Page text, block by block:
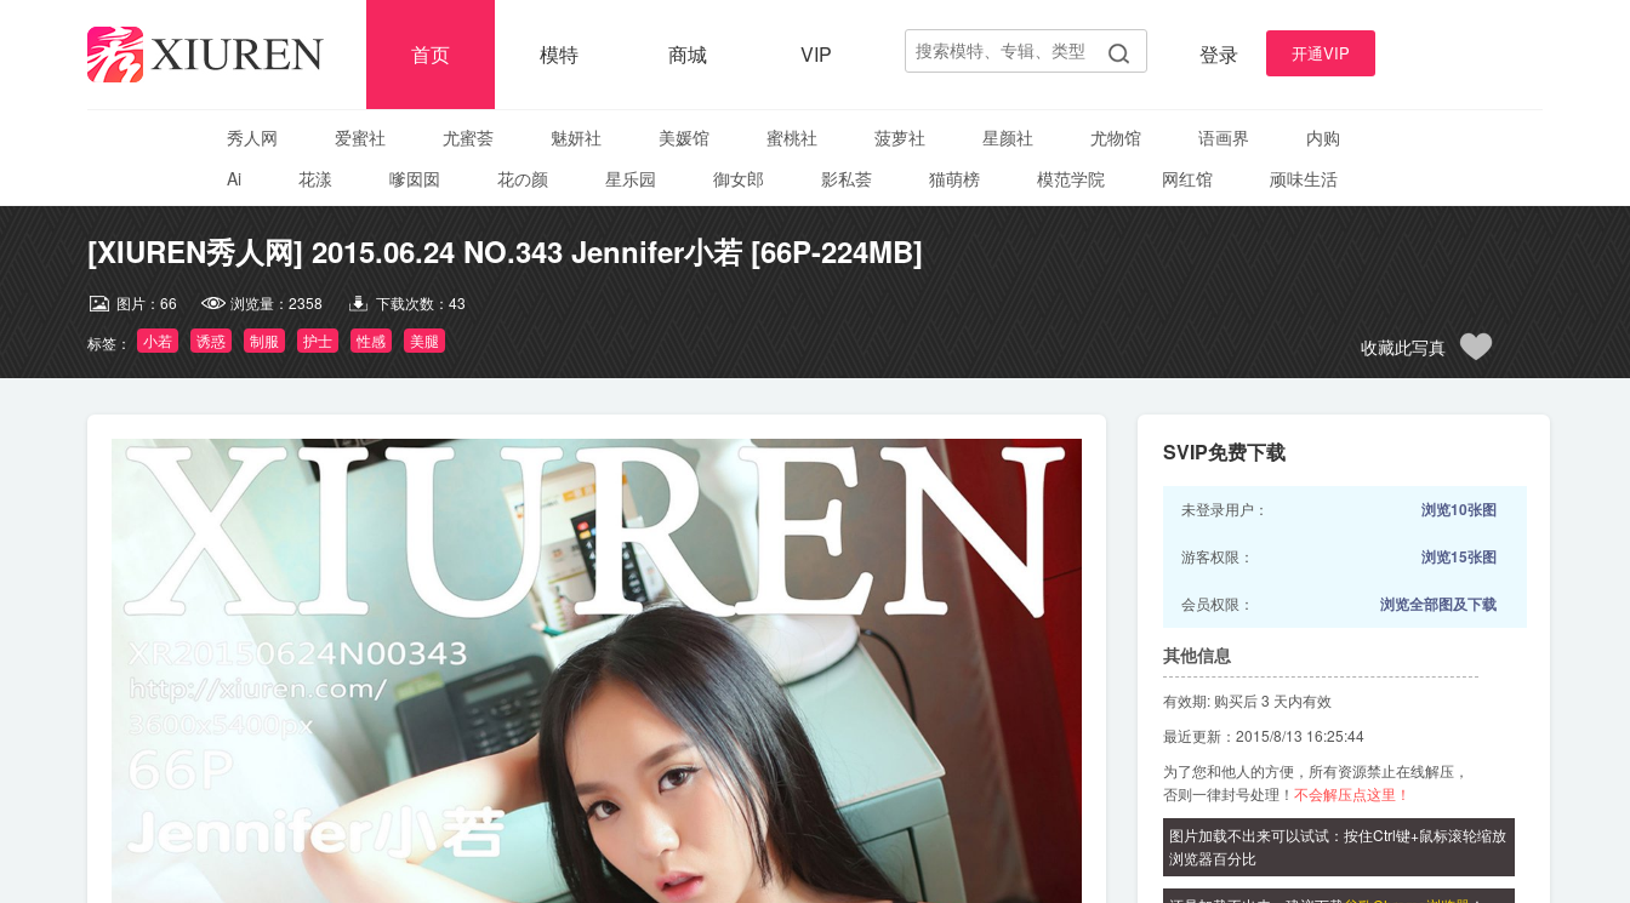
首页 模特 商城 VIP 登录 开通VIP
秀人网 爱蜜社 尤蜜荟 魅妍社 美媛馆 蜜桃社 菠萝社 星颜社 尤物馆 语画界
内购
Ai
花漾 嗲囡囡 花の颜 星乐园 御女郎 影私荟 猫萌榜 模范学院 网红馆 顽味生活
[XIUREN秀人网] 2015.06.24 NO.343 Jennifer小若 [66P-224MB]
图片： 66 浏览量： 2358 下载次数： 43
标签：
小若 诱惑 制服 护士 性感 美腿 收藏此写真
SVIP免费下载
未登录用户： 浏览10张图
游客权限： 浏览15张图
会员权限： 浏览全部图及下载
其他信息
有效期: 购买后 3 天内有效
最近更新：2015/8/13 16:25:44
为了您和他人的方便，所有资源禁止在线解压，
否则一律封号处理！ 不会解压点这里！
图片加载不出来可以试试：按住Ctrl键+鼠标滚轮缩放
浏览器百分比